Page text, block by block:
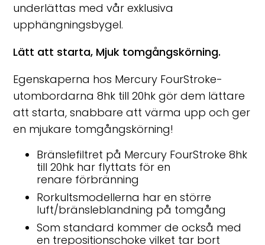
underlättas med vår exklusiva
upphängningsbygel.
Lätt att starta, Mjuk tomgångskörning.
Egenskaperna hos Mercury FourStroke-
utombordarna 8hk till 20hk gör dem lättare
att starta, snabbare att värma upp och ger
en mjukare tomgångskörning!
Bränslefiltret på Mercury FourStroke 8hk
till 20hk har flyttats för en
renare förbränning
Rorkultsmodellerna har en större
luft/bränsleblandning på tomgång
Som standard kommer de också med
en trepositionschoke vilket tar bort